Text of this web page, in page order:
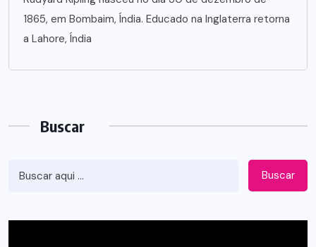
1865, em Bombaim, Índia. Educado na Inglaterra retorna
a Lahore, Índia
Buscar
Buscar